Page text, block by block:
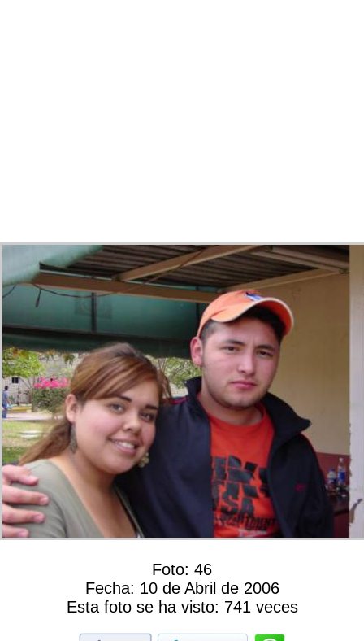
Foto: 46
Fecha: 10 de Abril de 2006
Esta foto se ha visto: 741 veces